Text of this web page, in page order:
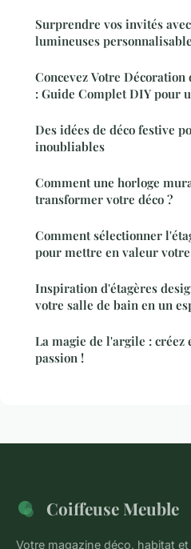
Surprendre vos invités
lumineuses
Concevez Votre
: Guide Complet DIY pour
Des idées de déco festive
inoubliables
Comment une horloge
transformer votre déco ?
Comment sélectionner
pour mettre en valeur
Inspiration d'étagères
votre salle de bain en un
La magie de l'argile : créez
passion !
Coiffeuse Meuble
Votre magazine déco, habitat